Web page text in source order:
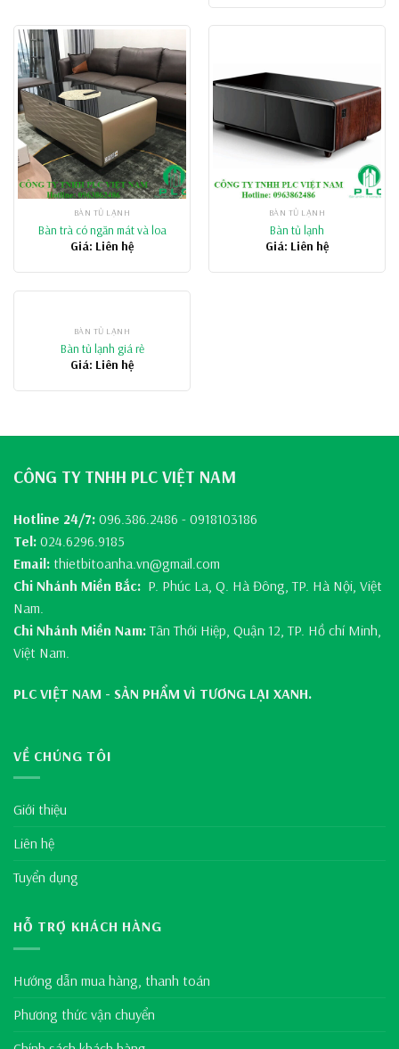
BÀN TỦ LẠNH
Bàn trà có ngăn mát và loa
Giá: Liên hệ
BÀN TỦ LẠNH
Bàn tủ lạnh
Giá: Liên hệ
BÀN TỦ LẠNH
Bàn tủ lạnh giá rẻ
Giá: Liên hệ
CÔNG TY TNHH PLC VIỆT NAM
Hotline 24/7: 096.386.2486 - 0918103186
Tel: 024.6296.9185
Email: thietbitoanha.vn@gmail.com
Chi Nhánh Miền Bắc: P. Phúc La, Q. Hà Đông, TP. Hà Nội, Việt
Nam.
Chi Nhánh Miền Nam:Tân Thới Hiệp, Quận 12, TP. Hồ chí Minh,
Việt Nam.
PLC VIỆT NAM - SẢN PHẨM VÌ TƯƠNG LẠI XANH.
VỀ CHÚNG TÔI
Giới thiệu
Liên hệ
Tuyển dụng
HỖ TRỢ KHÁCH HÀNG
Hướng dẫn mua hàng, thanh toán
Phương thức vận chuyển